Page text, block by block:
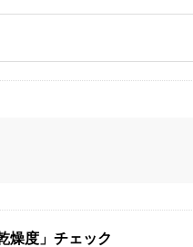
燥度」チェック